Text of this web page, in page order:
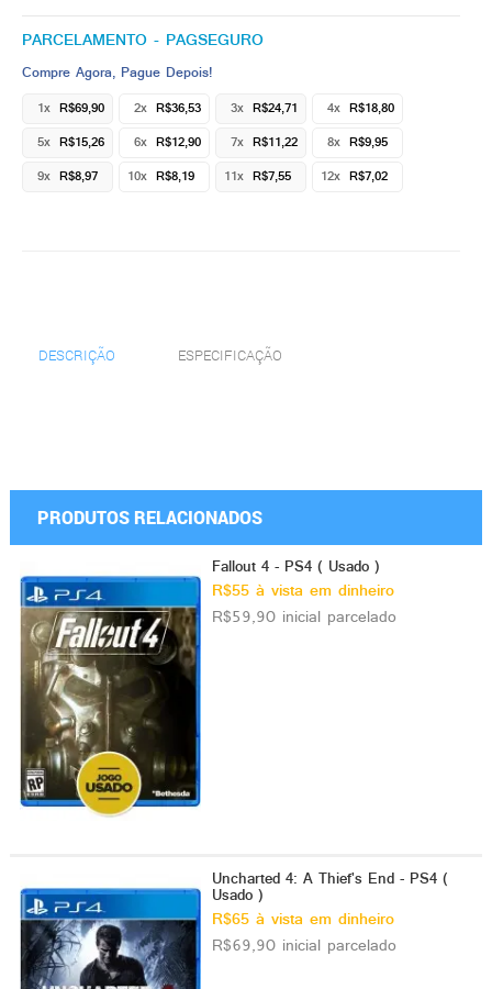
PARCELAMENTO - PAGSEGURO
Compre Agora, Pague Depois!
1x R$69,90 2x R$36,53 3x R$24,71 4x R$18,80
5x R$15,26 6x R$12,90 7x R$11,22 8x R$9,95
9x R$8,97 10x R$8,19 11x R$7,55 12x R$7,02
DESCRIÇÃO ESPECIFICAÇÃO
PRODUTOS RELACIONADOS
Fallout 4 - PS4 ( Usado )
R$55 à vista em dinheiro
R$59,90 inicial parcelado
Uncharted 4: A Thief's End - PS4 (
Usado )
R$65 à vista em dinheiro
R$69,90 inicial parcelado